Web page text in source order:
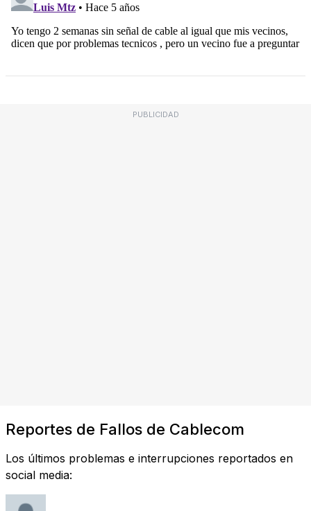
PUBLICIDAD
Reportes de Fallos de Cablecom
Los últimos problemas e interrupciones reportados en
social media: